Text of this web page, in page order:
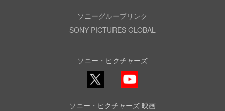
ソニーグループリンク
SONY PICTURES GLOBAL
ソニー・ピクチャーズ
X
YouTube
ソニー・ピクチャーズ 映画